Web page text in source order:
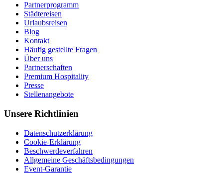
Partnerprogramm
Städtereisen
Urlaubsreisen
Blog
Kontakt
Häufig gestellte Fragen
Über uns
Partnerschaften
Premium Hospitality
Presse
Stellenangebote
Unsere Richtlinien
Datenschutzerklärung
Cookie-Erklärung
Beschwerdeverfahren
Allgemeine Geschäftsbedingungen
Event-Garantie